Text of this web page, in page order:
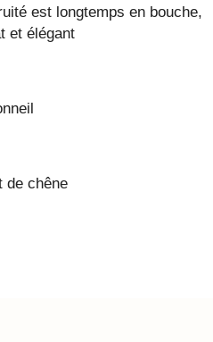
est longtemps en bouche,
et élégant
de chêne